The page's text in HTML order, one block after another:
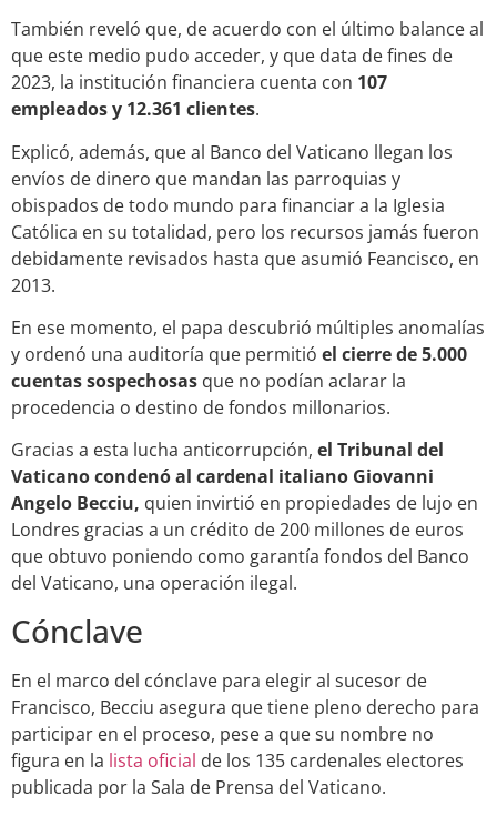
También reveló que, de acuerdo con el último balance al
que este medio pudo acceder, y que data de fines de
2023, la institución financiera cuenta con 107
empleados y 12.361 clientes.
Explicó, además, que al Banco del Vaticano llegan los
envíos de dinero que mandan las parroquias y
obispados de todo mundo para financiar a la Iglesia
Católica en su totalidad, pero los recursos jamás fueron
debidamente revisados hasta que asumió Feancisco, en
2013.
En ese momento, el papa descubrió múltiples anomalías
y ordenó una auditoría que permitió el cierre de 5.000
cuentas sospechosas que no podían aclarar la
procedencia o destino de fondos millonarios.
Gracias a esta lucha anticorrupción, el Tribunal del
Vaticano condenó al cardenal italiano Giovanni
Angelo Becciu, quien invirtió en propiedades de lujo en
Londres gracias a un crédito de 200 millones de euros
que obtuvo poniendo como garantía fondos del Banco
del Vaticano, una operación ilegal.
Cónclave
En el marco del cónclave para elegir al sucesor de
Francisco, Becciu asegura que tiene pleno derecho para
participar en el proceso, pese a que su nombre no
figura en la lista oficial de los 135 cardenales electores
publicada por la Sala de Prensa del Vaticano.